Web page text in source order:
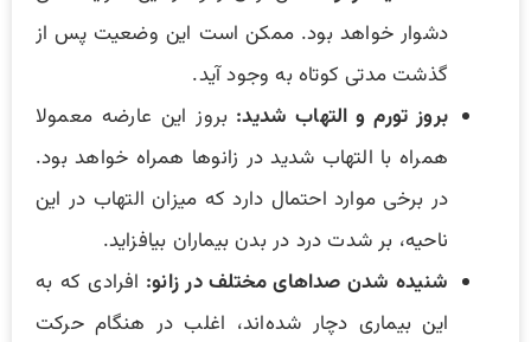
دشوار خواهد بود. ممکن است این وضعیت پس از
گذشت مدتی کوتاه به وجود آید.
بروز تورم و التهاب شدید: بروز این عارضه معمولا
همراه با التهاب شدید در زانو‌ها همراه خواهد بود.
در برخی موارد احتمال دارد که میزان التهاب در این
ناحیه، بر شدت درد در بدن بیماران بیافزاید.
شنیده ‌شدن صدا‌‌های مختلف در زانو: افرادی که به
این بیماری دچار شده‌اند، اغلب در هنگام حرکت